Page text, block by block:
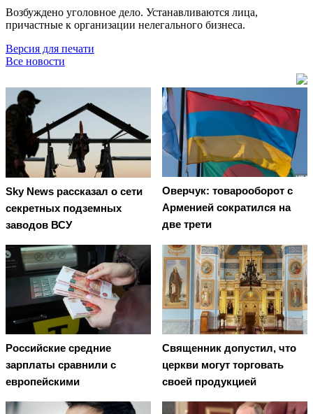
Возбуждено уголовное дело. Устанавливаются лица,
причастные к организации нелегального бизнеса.
Версия для печати
Все новости
Sky News рассказал о сети
секретных подземных
заводов ВСУ
Оверчук: товарооборот с
Арменией сократился на
две трети
Российские средние
зарплаты сравнили с
европейскими
Священник допустил, что
церкви могут торговать
своей продукцией